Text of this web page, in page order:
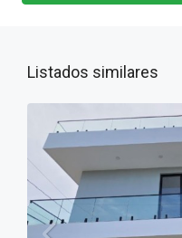
Listados similares